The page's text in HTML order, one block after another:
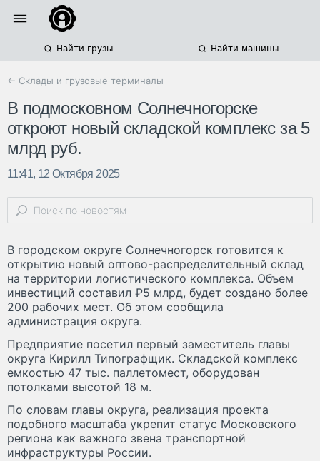
Найти грузы Найти машины
← Склады и грузовые терминалы
В подмосковном Солнечногорске
откроют новый складской комплекс за 5
млрд руб.
11:41, 12 Октября 2025
В городском округе Солнечногорск готовится к
открытию новый оптово-распределительный склад
на территории логистического комплекса. Объем
инвестиций составил ₽5 млрд, будет создано более
200 рабочих мест. Об этом сообщила
администрация округа.
Предприятие посетил первый заместитель главы
округа Кирилл Типографщик. Складской комплекс
емкостью 47 тыс. паллетомест, оборудован
потолками высотой 18 м.
По словам главы округа, реализация проекта
подобного масштаба укрепит статус Московского
региона как важного звена транспортной
инфраструктуры России.